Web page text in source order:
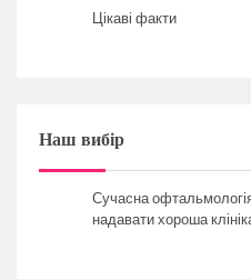
Цікаві факти
Наш вибір
Сучасна
надавати хороша